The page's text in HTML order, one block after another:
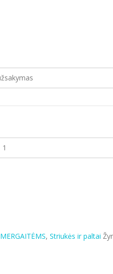
MERGAITĖMS, Striukės ir paltai